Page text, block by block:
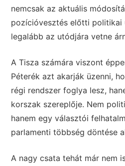
nemcsak az aktuális
pozícióvesztés előtti politikai
legalább az utódjára vetne
A Tisza számára viszont
Péterék azt akarják üzenni,
régi rendszer foglya lesz,
korszak szereplője. Nem
hanem egy választói
parlamenti többség döntése
A nagy csata tehát már nem